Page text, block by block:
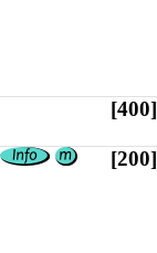
[400]
[200]